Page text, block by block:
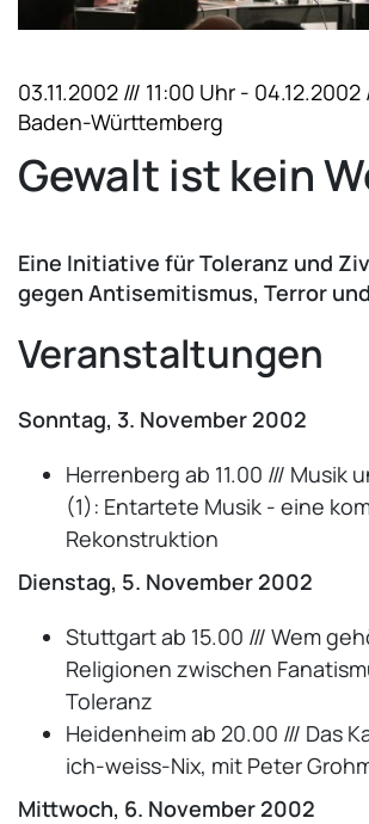
03.11.2002 /// 11:00 Uhr -
Baden-Württemberg
Gewalt ist kein
Eine Initiative für Toleranz und
gegen Antisemitismus, Terror
Veranstaltungen
Sonntag, 3. November 2002
Herrenberg ab 11.00 /// Musik
(1): Entartete Musik - eine
Rekonstruktion
Dienstag, 5. November 2002
Stuttgart ab 15.00 /// Wem
Religionen zwischen
Toleranz
Heidenheim ab 20.00 /// Das
ich-weiss-Nix, mit Peter
Mittwoch, 6. November 2002